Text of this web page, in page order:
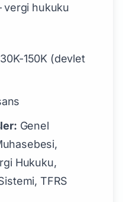
vergi hukuku
30K-150K (devlet
Genel
Hukuku,
TFRS